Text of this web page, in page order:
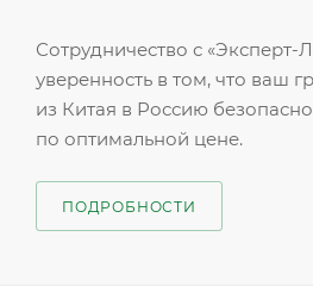
Сотрудничество с «Эксперт-
уверенность в том, что ваш
из Китая в Россию
по оптимальной цене.
ПОДРОБНОСТИ